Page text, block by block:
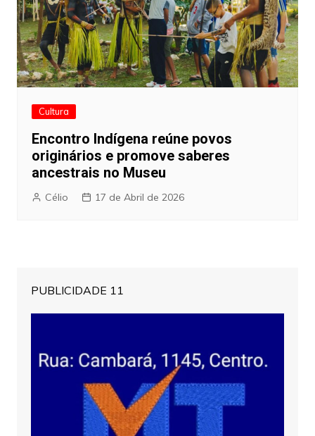
Cultura
Encontro Indígena reúne povos
originários e promove saberes
ancestrais no Museu
Célio 17 de Abril de 2026
PUBLICIDADE 11